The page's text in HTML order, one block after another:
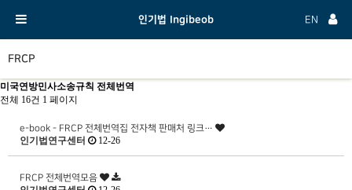
인기법 Ingibeob EN
FRCP
미국연방민사소송규칙 전체번역
전체 16건 1 페이지
e-book - FRCP 전체번역집 전자책 판매처 링크…
인기법연구센터 12-26
FRCP 전체번역모음